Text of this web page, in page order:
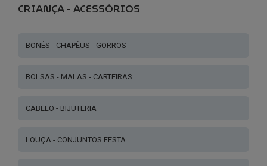
options
may
chosen
the
page
CRIANÇA - ACESSÓRIOS
BONÉS - CHAPÉUS - GORROS
BOLSAS - MALAS - CARTEIRAS
CABELO - BIJUTERIA
LOUÇA - CONJUNTOS FESTA